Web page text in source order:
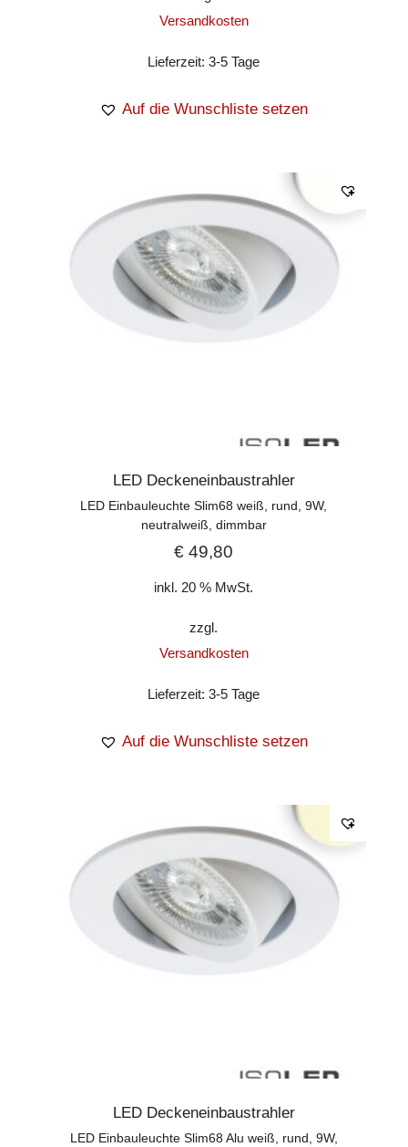
Versandkosten
Lieferzeit:3-5 Tage
Auf die Wunschliste setzen
LED Deckeneinbaustrahler
LED Einbauleuchte Slim68 weiß, rund, 9W,
neutralweiß, dimmbar
€ 49,80
inkl. 20 % MwSt.
zzgl.
Versandkosten
Lieferzeit:3-5 Tage
Auf die Wunschliste setzen
LED Deckeneinbaustrahler
LED Einbauleuchte Slim68 Alu weiß, rund, 9W,